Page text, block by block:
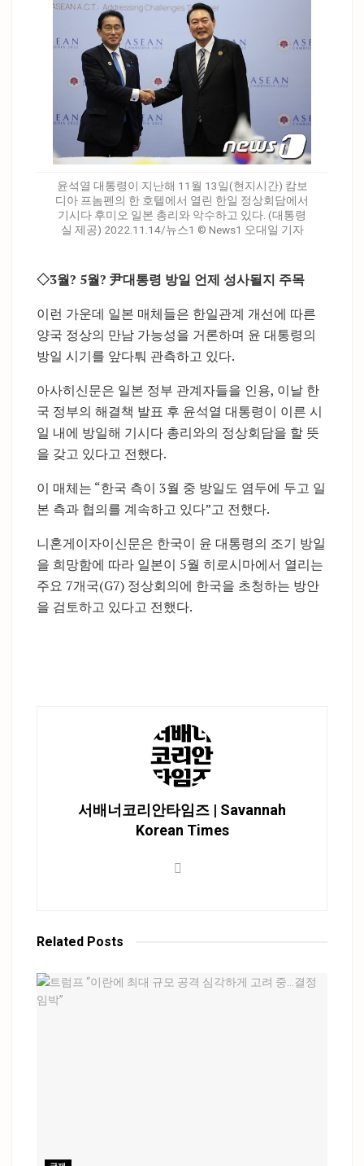
윤석열 대통령이 지난해 11월 13일(현지시간) 캄보
디아 프놈펜의 한 호텔에서 열린 한일 정상회담에서
기시다 후미오 일본 총리와 악수하고 있다. (대통령
실 제공) 2022.11.14/뉴스1 © News1 오대일 기자
◇3월? 5월? 尹대통령 방일 언제 성사될지 주목
이런 가운데 일본 매체들은 한일관계 개선에 따른
양국 정상의 만남 가능성을 거론하며 윤 대통령의
방일 시기를 앞다퉈 관측하고 있다.
아사히신문은 일본 정부 관계자들을 인용, 이날 한
국 정부의 해결책 발표 후 윤석열 대통령이 이른 시
일 내에 방일해 기시다 총리와의 정상회담을 할 뜻
을 갖고 있다고 전했다.
이 매체는 “한국 측이 3월 중 방일도 염두에 두고 일
본 측과 협의를 계속하고 있다”고 전했다.
니혼게이자이신문은 한국이 윤 대통령의 조기 방일
을 희망함에 따라 일본이 5월 히로시마에서 열리는
주요 7개국(G7) 정상회의에 한국을 초청하는 방안
을 검토하고 있다고 전했다.
서배너코리안타임즈 | Savannah
Korean Times
Related Posts